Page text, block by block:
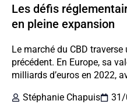
Les défis
en pleine expansion
Le marché du CBD
précédent. En Europe, sa
milliards d’euros en 2022,
Stéphanie Chapuis